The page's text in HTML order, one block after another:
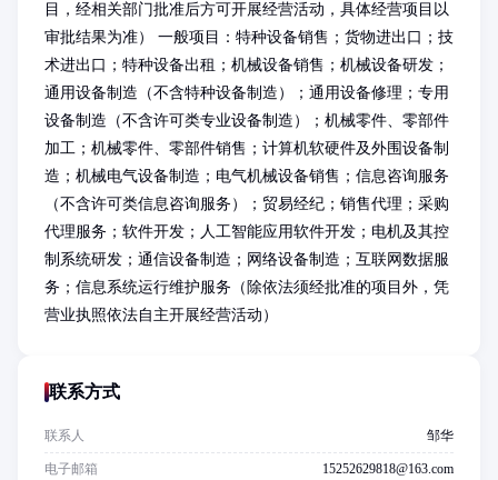
目，经相关部门批准后方可开展经营活动，具体经营项目以
审批结果为准） 一般项目：特种设备销售；货物进出口；技
术进出口；特种设备出租；机械设备销售；机械设备研发；
通用设备制造（不含特种设备制造）；通用设备修理；专用
设备制造（不含许可类专业设备制造）；机械零件、零部件
加工；机械零件、零部件销售；计算机软硬件及外围设备制
造；机械电气设备制造；电气机械设备销售；信息咨询服务
（不含许可类信息咨询服务）；贸易经纪；销售代理；采购
代理服务；软件开发；人工智能应用软件开发；电机及其控
制系统研发；通信设备制造；网络设备制造；互联网数据服
务；信息系统运行维护服务（除依法须经批准的项目外，凭
营业执照依法自主开展经营活动）
联系方式
联系人 邹华
电子邮箱 15252629818@163.com